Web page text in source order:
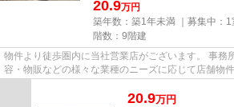
20.9万円
築年数：築1年未満 ｜募集中： 1
階数：9階建
物件より徒歩圏内に当社営業店がございます。 事務
容・物販などの様々な業種のニーズに応じて店舗物
尚、弊社ではおとり広告は一切...
20.9万円